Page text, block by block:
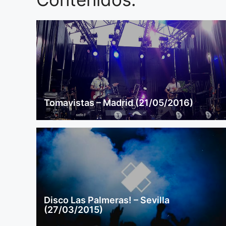
Tomavistas – Madrid (21/05/2016)
Disco Las Palmeras! – Sevilla
(27/03/2015)